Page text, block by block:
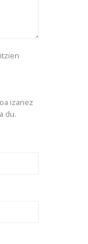
izanez
du.